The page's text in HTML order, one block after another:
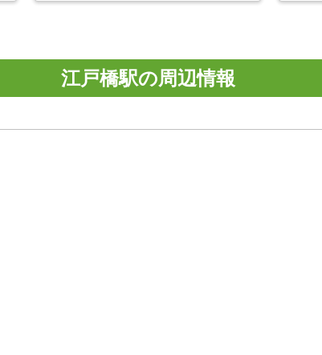
江戸橋駅の周辺情報